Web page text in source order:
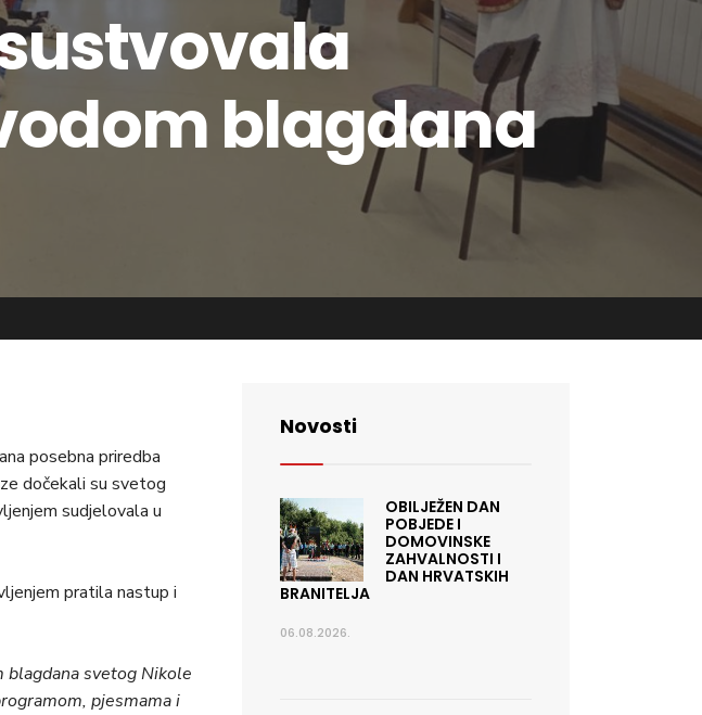
blagdana
posebna priredba
dočekali su svetog
sudjelovala u
pratila nastup i
blagdana svetog Nikole
pjesmama i
Novosti
OBILJEŽEN DAN
POBJEDE I
DOMOVINSKE
ZAHVALNOSTI I
DAN HRVATSKIH
BRANITELJA
06.08.2026.